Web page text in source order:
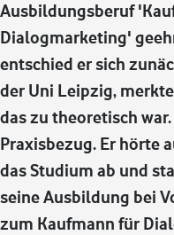
Ausbildungsberuf
Dialogmarketing'
entschied er sich
der Uni Leipzig,
das zu theoretisch
Praxisbezug. Er hörte
das Studium ab und
seine Ausbildung bei
zum Kaufmann für